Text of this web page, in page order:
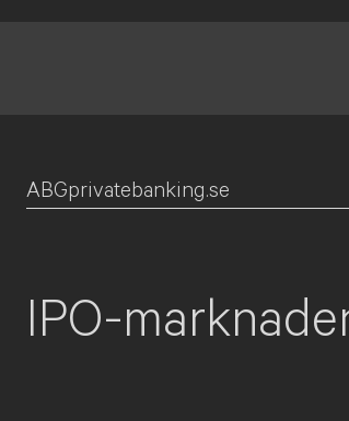
ABGprivatebanking.se
IPO-